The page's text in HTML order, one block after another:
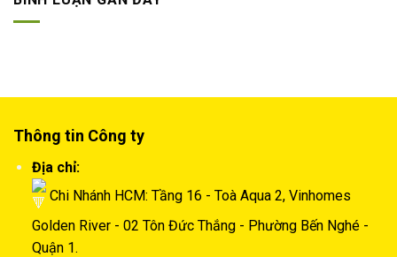
Thông tin Công ty
Địa chỉ:
Chi Nhánh HCM: Tầng 16 - Toà Aqua 2, Vinhomes
Golden River - 02 Tôn Đức Thắng - Phường Bến Nghé -
Quận 1.